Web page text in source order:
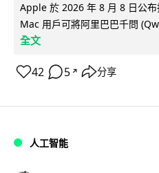
Apple 於 2026 年 8 月 8 日公
Mac 用戶可將阿里巴巴千問
全文
42 5 ↗ 分享
人工智能